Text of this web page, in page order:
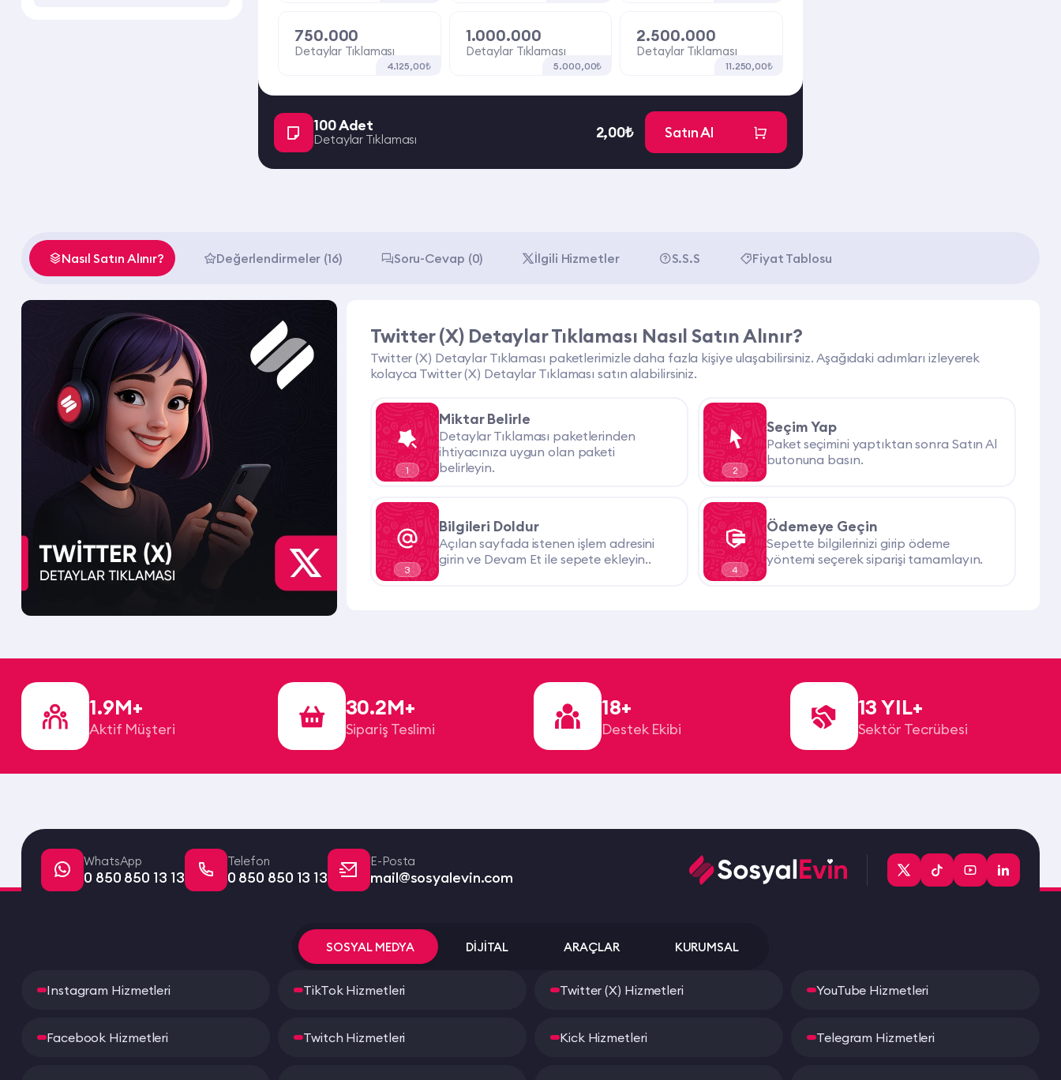
750.000
Detaylar Tıklaması
4.125,00₺
1.000.000
Detaylar Tıklaması
5.000,00₺
2.500.000
Detaylar Tıklaması
11.250,00₺
100 Adet
Detaylar Tıklaması 2,00₺ Satın Al
Nasıl Satın Alınır? Değerlendirmeler (16) Soru-Cevap (0) İlgili Hizmetler S.S.S Fiyat Tablosu
Twitter (X) Detaylar Tıklaması Nasıl Satın Alınır?
Twitter (X) Detaylar Tıklaması paketlerimizle daha fazla kişiye ulaşabilirsiniz. Aşağıdaki adımları izleyerek
kolayca Twitter (X) Detaylar Tıklaması satın alabilirsiniz.
1
Miktar Belirle
Detaylar Tıklaması paketlerinden
ihtiyacınıza uygun olan paketi
belirleyin.
2
Seçim Yap
Paket seçimini yaptıktan sonra Satın Al
butonuna basın.
3
Bilgileri Doldur
Açılan sayfada istenen işlem adresini
girin ve Devam Et ile sepete ekleyin..
4
Ödemeye Geçin
Sepette bilgilerinizi girip ödeme
yöntemi seçerek siparişi tamamlayın.
1.9M+
Aktif Müşteri
30.2M+
Sipariş Teslimi
18+
Destek Ekibi
13 YIL+
Sektör Tecrübesi
WhatsApp
0 850 850 13 13
Telefon
0 850 850 13 13
E-Posta
mail@sosyalevin.com
SOSYAL MEDYA DİJİTAL ARAÇLAR KURUMSAL
Instagram Hizmetleri TikTok Hizmetleri Twitter (X) Hizmetleri YouTube Hizmetleri
Facebook Hizmetleri Twitch Hizmetleri Kick Hizmetleri Telegram Hizmetleri